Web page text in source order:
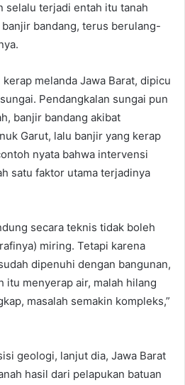
selalu terjadi entah itu tanah
bandang, terus berulang-
melanda Jawa Barat, dipicu
Pendangkalan sungai pun
banjir bandang akibat
Garut, lalu banjir yang kerap
nyata bahwa intervensi
satu faktor utama terjadinya
secara teknis tidak boleh
miring. Tetapi karena
dipenuhi dengan bangunan,
itu menyerap air, malah hilang
masalah semakin kompleks,”
geologi, lanjut dia, Jawa Barat
hasil dari pelapukan batuan